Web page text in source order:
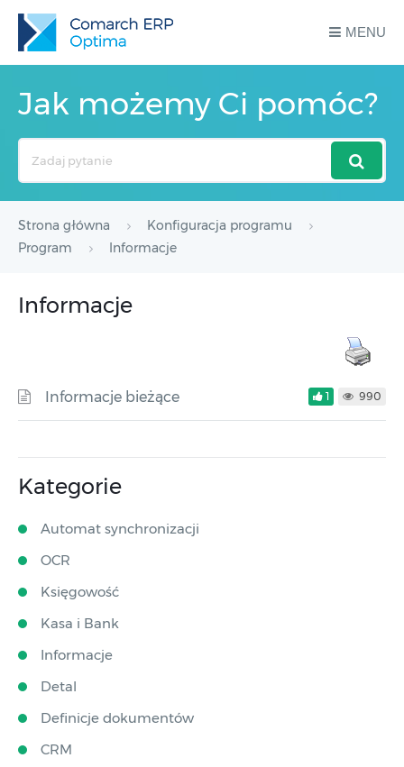
MENU
Jak możemy Ci pomóc?
Strona główna
Konfiguracja programu
Program
Informacje
Informacje
Informacje bieżące 1 990
Kategorie
Automat synchronizacji
OCR
Księgowość
Kasa i Bank
Informacje
Detal
Definicje dokumentów
CRM